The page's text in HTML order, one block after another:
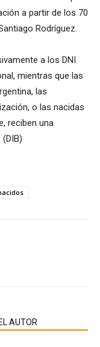
a partir de los 70
Rodríguez.
a los DNI
mientras que las
las
o las nacidas
reciben una
AUTOR